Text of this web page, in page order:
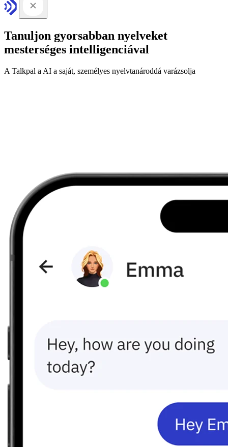
Tanuljon gyorsabban nyelveket
mesterséges intelligenciával
A Talkpal a AI a saját, személyes nyelvtanároddá varázsolja